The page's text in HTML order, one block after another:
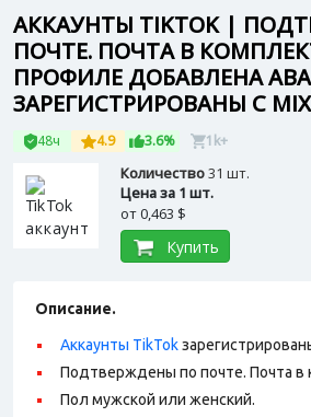
АККАУНТЫ TIKTOK |
ПОЧТЕ. ПОЧТА В
ПРОФИЛЕ ДОБАВЛЕНА
ЗАРЕГИСТРИРОВАНЫ С MIX
48ч 4.9 3.6% 1k+
Количество31 шт.
Цена за 1 шт.
от0,463 $
Купить
Описание.
Аккаунты TikTok
Подтверждены по почте. Почта в
Пол мужской или женский.